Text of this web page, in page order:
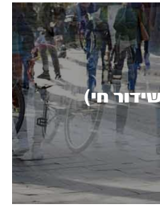
חי)